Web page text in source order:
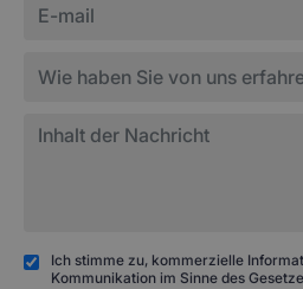
Ich stimme zu, kommerzielle
Kommunikation im Sinne des